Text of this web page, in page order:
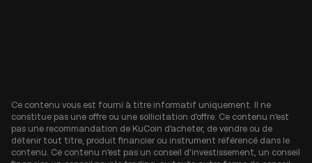
Ce contenu vous est fourni à titre informatif uniquement. Il ne
constitue pas une offre ou une sollicitation d'offre. Ce contenu n'est
pas une recommandation de KuCoin d'acheter, de vendre ou de
détenir tout titre, produit financier ou instrument référencé dans le
contenu. Ce contenu n'est pas un conseil d'investissement, un conseil